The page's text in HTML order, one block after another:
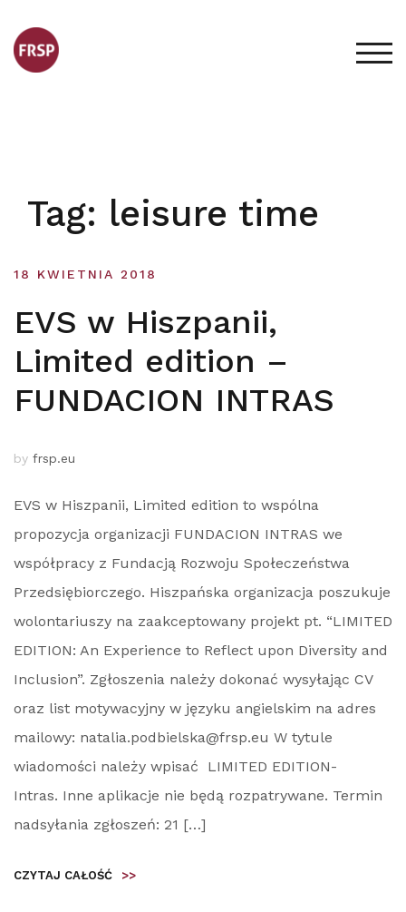
content
Tag: leisure time
18 KWIETNIA 2018
EVS w Hiszpanii,
Limited edition –
FUNDACION INTRAS
by frsp.eu
EVS w Hiszpanii, Limited edition to wspólna
propozycja organizacji FUNDACION INTRAS we
współpracy z Fundacją Rozwoju Społeczeństwa
Przedsiębiorczego. Hiszpańska organizacja poszukuje
wolontariuszy na zaakceptowany projekt pt. “LIMITED
EDITION: An Experience to Reflect upon Diversity and
Inclusion”. Zgłoszenia należy dokonać wysyłając CV
oraz list motywacyjny w języku angielskim na adres
mailowy: natalia.podbielska@frsp.eu W tytule
wiadomości należy wpisać LIMITED EDITION-
Intras. Inne aplikacje nie będą rozpatrywane. Termin
nadsyłania zgłoszeń: 21 […]
CZYTAJ CAŁOŚĆ >>